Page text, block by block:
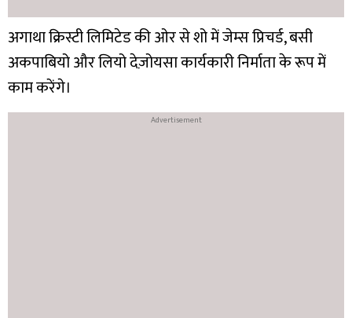
अगाथा क्रिस्टी लिमिटेड की ओर से शो में जेम्स प्रिचर्ड, बसी
अकपाबियो और लियो देज़ोयसा कार्यकारी निर्माता के रूप में
काम करेंगे।